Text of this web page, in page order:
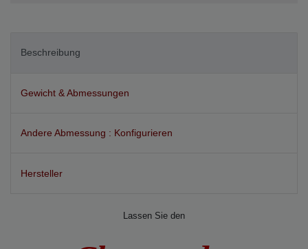
Beschreibung
Gewicht & Abmessungen
Andere Abmessung : Konfigurieren
Hersteller
Lassen Sie den